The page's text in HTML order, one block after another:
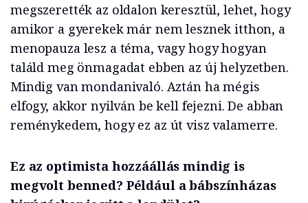
megszerették az oldalon keresztül, lehet, hogy
amikor a gyerekek már nem lesznek itthon, a
menopauza lesz a téma, vagy hogy hogyan
találd meg önmagadat ebben az új helyzetben.
Mindig van mondanivaló. Aztán ha mégis
elfogy, akkor nyilván be kell fejezni. De abban
reménykedem, hogy ez az út visz valamerre.
Ez az optimista hozzáállás mindig is
megvolt benned? Például a bábszínházas